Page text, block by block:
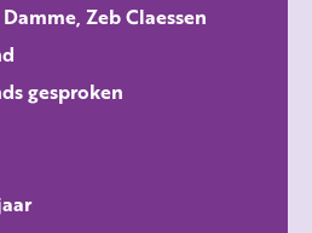
Zeb Claessen
gesproken